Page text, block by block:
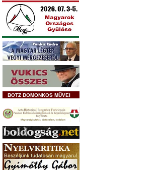
BOTZ DOMONKOS MŰVEI